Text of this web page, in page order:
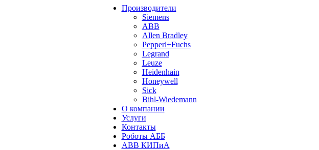
Производители
Siemens
ABB
Allen Bradley
Pepperl+Fuchs
Legrand
Leuze
Heidenhain
Honeywell
Sick
Bihl-Wiedemann
О компании
Услуги
Контакты
Роботы АББ
ABB КИПиА